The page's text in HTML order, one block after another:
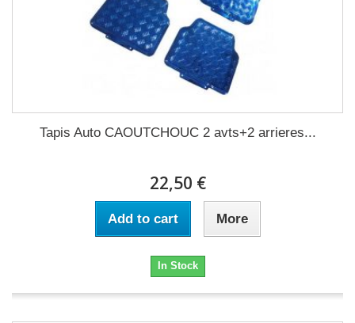
Tapis Auto CAOUTCHOUC 2 avts+2 arrieres...
22,50 €
Add to cart More
In Stock